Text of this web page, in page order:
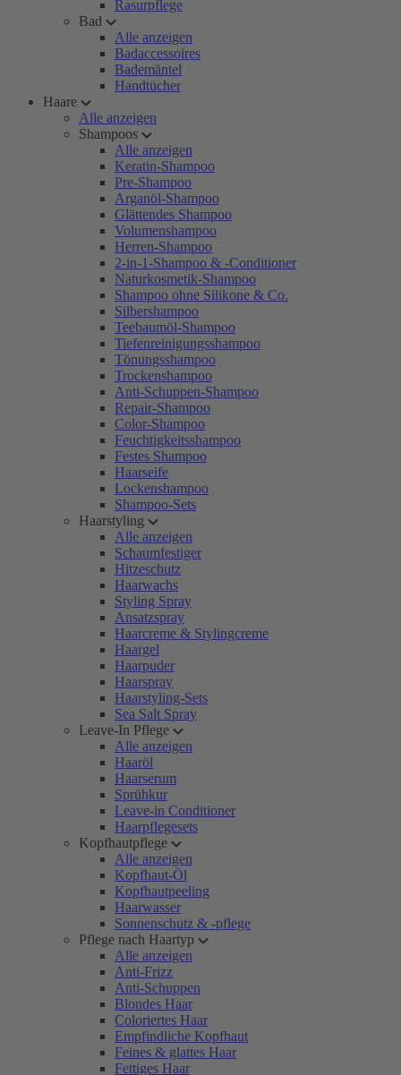
Rasurpflege
Bad
Alle anzeigen
Badaccessoires
Bademäntel
Handtücher
Haare
Alle anzeigen
Shampoos
Alle anzeigen
Keratin-Shampoo
Pre-Shampoo
Arganöl-Shampoo
Glättendes Shampoo
Volumenshampoo
Herren-Shampoo
2-in-1-Shampoo & -Conditioner
Naturkosmetik-Shampoo
Shampoo ohne Silikone & Co.
Silbershampoo
Teebaumöl-Shampoo
Tiefenreinigungsshampoo
Tönungsshampoo
Trockenshampoo
Anti-Schuppen-Shampoo
Repair-Shampoo
Color-Shampoo
Feuchtigkeitsshampoo
Festes Shampoo
Haarseife
Lockenshampoo
Shampoo-Sets
Haarstyling
Alle anzeigen
Schaumfestiger
Hitzeschutz
Haarwachs
Styling Spray
Ansatzspray
Haarcreme & Stylingcreme
Haargel
Haarpuder
Haarspray
Haarstyling-Sets
Sea Salt Spray
Leave-In Pflege
Alle anzeigen
Haaröl
Haarserum
Sprühkur
Leave-in Conditioner
Haarpflegesets
Kopfhautpflege
Alle anzeigen
Kopfhaut-Öl
Kopfhautpeeling
Haarwasser
Sonnenschutz & -pflege
Pflege nach Haartyp
Alle anzeigen
Anti-Frizz
Anti-Schuppen
Blondes Haar
Coloriertes Haar
Empfindliche Kopfhaut
Feines & glattes Haar
Fettiges Haar